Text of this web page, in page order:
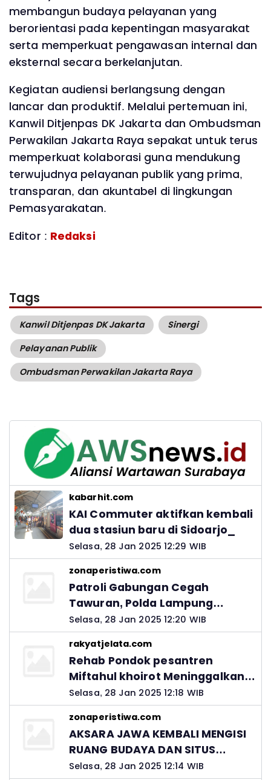
membangun budaya pelayanan yang
berorientasi pada kepentingan masyarakat
serta memperkuat pengawasan internal dan
eksternal secara berkelanjutan.
Kegiatan audiensi berlangsung dengan
lancar dan produktif. Melalui pertemuan ini,
Kanwil Ditjenpas DK Jakarta dan Ombudsman
Perwakilan Jakarta Raya sepakat untuk terus
memperkuat kolaborasi guna mendukung
terwujudnya pelayanan publik yang prima,
transparan, dan akuntabel di lingkungan
Pemasyarakatan.
Editor : Redaksi
Tags
Kanwil Ditjenpas DK Jakarta
Sinergi
Pelayanan Publik
Ombudsman Perwakilan Jakarta Raya
kabarhit.com
KAI Commuter aktifkan kembali
dua stasiun baru di Sidoarjo_
Selasa, 28 Jan 2025 12:29 WIB
zonaperistiwa.com
Patroli Gabungan Cegah
Tawuran, Polda Lampung
Ingatkan Peran Orang Tua
Selasa, 28 Jan 2025 12:20 WIB
rakyatjelata.com
Rehab Pondok pesantren
Miftahul khoirot Meninggalkan
Hutang Ke Material, Mantan
Kadis PUPR Harus Bertanggung
Jawab
Selasa, 28 Jan 2025 12:18 WIB
zonaperistiwa.com
AKSARA JAWA KEMBALI MENGISI
RUANG BUDAYA DAN SITUS
LELUHUR NUSANTARA
Selasa, 28 Jan 2025 12:14 WIB